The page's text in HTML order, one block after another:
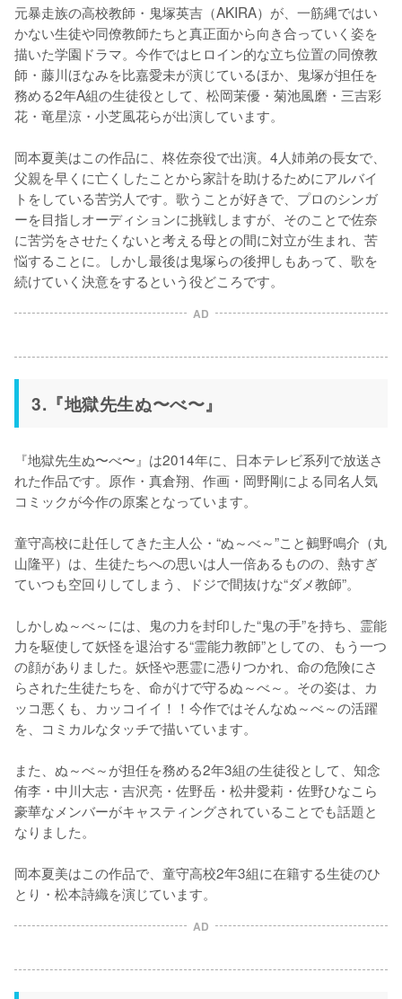
元暴走族の高校教師・鬼塚英吉（AKIRA）が、一筋縄ではい
かない生徒や同僚教師たちと真正面から向き合っていく姿を
描いた学園ドラマ。今作ではヒロイン的な立ち位置の同僚教
師・藤川ほなみを比嘉愛未が演じているほか、鬼塚が担任を
務める2年A組の生徒役として、松岡茉優・菊池風磨・三吉彩
花・竜星涼・小芝風花らが出演しています。
岡本夏美はこの作品に、柊佐奈役で出演。4人姉弟の長女で、
父親を早くに亡くしたことから家計を助けるためにアルバイ
トをしている苦労人です。歌うことが好きで、プロのシンガ
ーを目指しオーディションに挑戦しますが、そのことで佐奈
に苦労をさせたくないと考える母との間に対立が生まれ、苦
悩することに。しかし最後は鬼塚らの後押しもあって、歌を
続けていく決意をするという役どころです。
AD
3.『地獄先生ぬ〜べ〜』
『地獄先生ぬ〜べ〜』は2014年に、日本テレビ系列で放送さ
れた作品です。原作・真倉翔、作画・岡野剛による同名人気
コミックが今作の原案となっています。
童守高校に赴任してきた主人公・“ぬ～べ～”こと鵺野鳴介（丸
山隆平）は、生徒たちへの思いは人一倍あるものの、熱すぎ
ていつも空回りしてしまう、ドジで間抜けな“ダメ教師”。
しかしぬ～べ～には、鬼の力を封印した“鬼の手”を持ち、霊能
力を駆使して妖怪を退治する“霊能力教師”としての、もう一つ
の顔がありました。妖怪や悪霊に憑りつかれ、命の危険にさ
らされた生徒たちを、命がけで守るぬ～べ～。その姿は、カ
ッコ悪くも、カッコイイ！！今作ではそんなぬ～べ～の活躍
を、コミカルなタッチで描いています。
また、ぬ～べ～が担任を務める2年3組の生徒役として、知念
侑李・中川大志・吉沢亮・佐野岳・松井愛莉・佐野ひなこら
豪華なメンバーがキャスティングされていることでも話題と
なりました。
岡本夏美はこの作品で、童守高校2年3組に在籍する生徒のひ
とり・松本詩織を演じています。
AD